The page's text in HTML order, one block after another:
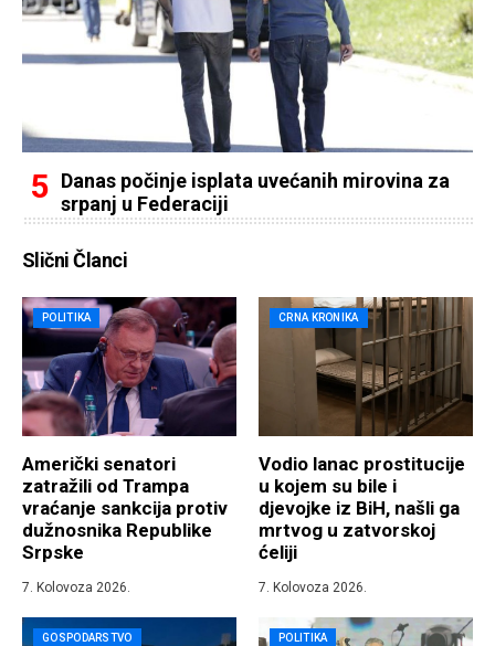
Danas počinje isplata uvećanih mirovina za
srpanj u Federaciji
Slični Članci
POLITIKA
Američki senatori
zatražili od Trampa
vraćanje sankcija protiv
dužnosnika Republike
Srpske
7. Kolovoza 2026.
CRNA KRONIKA
Vodio lanac prostitucije
u kojem su bile i
djevojke iz BiH, našli ga
mrtvog u zatvorskoj
ćeliji
7. Kolovoza 2026.
GOSPODARSTVO POLITIKA